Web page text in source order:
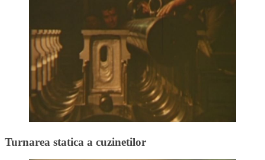
Turnarea statica a cuzinetilor